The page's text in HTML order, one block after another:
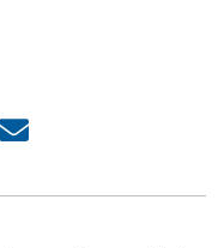
Share